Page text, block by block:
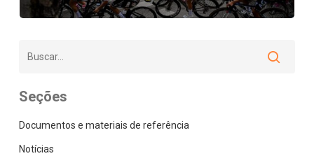
Seções
Documentos e materiais de referência
Notícias